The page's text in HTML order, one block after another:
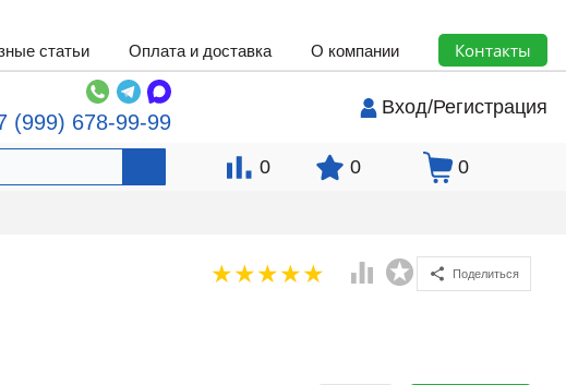
статьи Оплата и доставка О компании Контакты
(999) 678-99-99
Вход/Регистрация
0 0 0
Поделиться